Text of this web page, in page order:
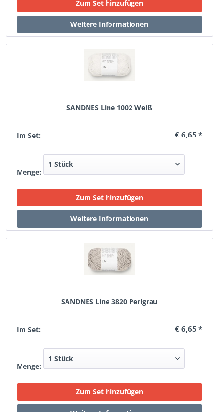
SANDNES Line 1002 Weiß
Im Set: € 6,65 *
Menge:
SANDNES Line 3820 Perlgrau
Im Set: € 6,65 *
Menge: